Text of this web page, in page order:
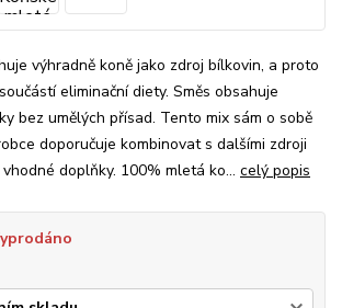
výhradně koně jako zdroj bílkovin, a proto
eliminační diety. Směs obsahuje
bez umělých přísad. Tento mix sám o sobě
doporučuje kombinovat s dalšími zdroji
doplňky. 100% mletá ko... celý popis